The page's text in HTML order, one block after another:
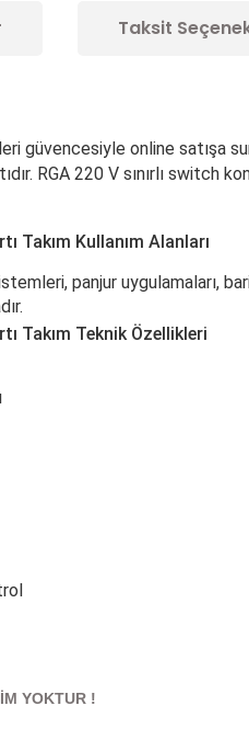
Taksit
güvencesiyle online satışa
RGA 220 V sınırlı
Takım Kullanım Alanları
panjur uygulamaları,
Takım Teknik Özellikleri
YOKTUR !